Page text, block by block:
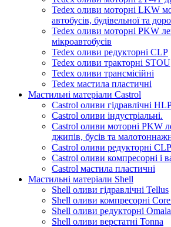
Tedex оливи моторні LKW
автобусів, будівельної та
Tedex оливи моторні PKW
мікроавтобусів
Tedex оливи редукторні CLP
Tedex оливи тракторні
Tedex оливи трансмісійні
Tedex мастила пластичні
Мастильні матеріали Castrol
Castrol оливи гідравлічні
Castrol оливи індустріальні.
Castrol оливи моторні PKW
джипів, бусів та
Castrol оливи редукторні CLP
Castrol оливи компресорні і
Castrol мастила пластичні
Мастильні матеріали Shell
Shell оливи гідравлічні Tellus
Shell оливи компресорні
Shell оливи редукторні Omala
Shell оливи верстатні Tonna